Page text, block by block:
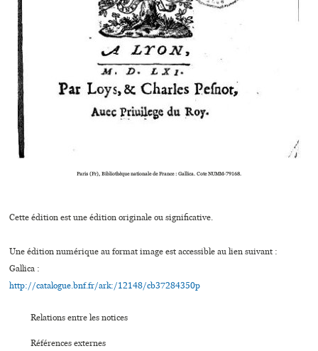
Paris (Fr), Bibliothèque nationale de France : Gallica. Cote NUMM-79168.
Cette édition est une édition originale ou significative.
Une édition numérique au format image est accessible au lien suivant :
Gallica :
http://catalogue.bnf.fr/ark:/12148/cb37284350p
Relations entre les notices
Références externes